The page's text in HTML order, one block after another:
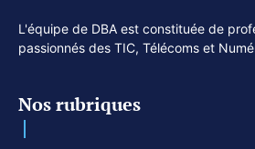
L'équipe de DBA est constituée de
passionnés des TIC, Télécoms et
Nos rubriques